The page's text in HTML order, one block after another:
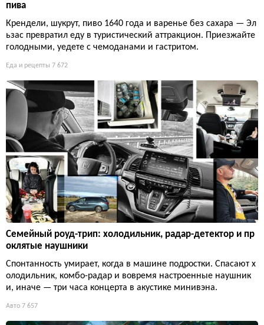
пива
Крендели, шукрут, пиво 1640 года и варенье без сахара — Эл
ьзас превратил еду в туристический аттракцион. Приезжайте
голодными, уедете с чемоданами и гастритом.
Еда и рецепты 7 672
Семейный роуд-трип: холодильник, радар-детектор и пр
оклятые наушники
Спонтанность умирает, когда в машине подростки. Спасают х
олодильник, комбо-радар и вовремя настроенные наушник
и, иначе — три часа концерта в акустике минивэна.
Авто 7 657